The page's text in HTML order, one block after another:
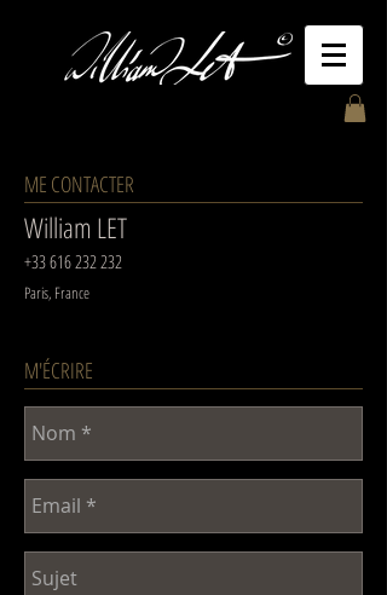
ME CONTACTER
William LET
+33 616 232 232
Paris, France
M'ÉCRIRE